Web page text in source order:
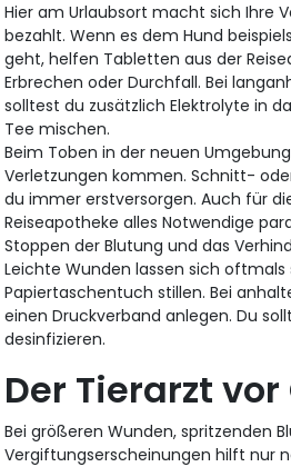
Hier am Urlaubsort macht sich Ihre
bezahlt. Wenn es dem Hund
geht, helfen Tabletten aus der
Erbrechen oder Durchfall. Bei
solltest du zusätzlich Elektrolyte in
Tee mischen.
Beim Toben in der neuen
Verletzungen kommen. Schnitt-
du immer erstversorgen. Auch für
Reiseapotheke alles Notwendige
Stoppen der Blutung und das
Leichte Wunden lassen sich
Papiertaschentuch stillen. Bei
einen Druckverband anlegen. Du
desinfizieren.
Der Tierarzt vor
Bei größeren Wunden, spritzenden
Vergiftungserscheinungen hilft nur